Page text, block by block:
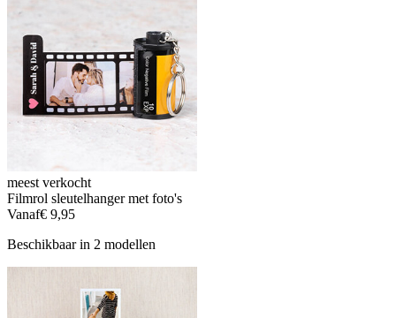
meest verkocht
Filmrol sleutelhanger met foto's
Vanaf€ 9,95
Beschikbaar in 2 modellen